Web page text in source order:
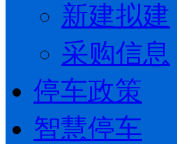
新建拟建
采购信息
停车政策
智慧停车